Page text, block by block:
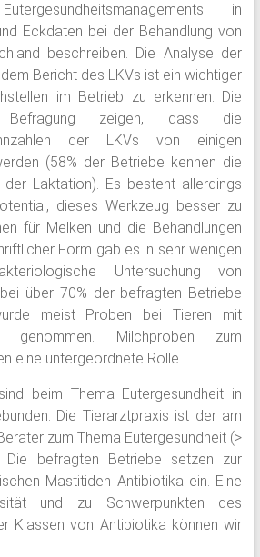
in
Eckdaten bei der Behandlung von
beschreiben. Die Analyse der
Bericht des LKVs ist ein wichtiger
im Betrieb zu erkennen. Die
Befragung zeigen, dass die
der LKVs von einigen
(58% der Betriebe kennen die
der Laktation). Es besteht allerdings
dieses Werkzeug besser zu
für Melken und die Behandlungen
Form gab es in sehr wenigen
Untersuchung von
über 70% der befragten Betriebe
meist Proben bei Tieren mit
genommen. Milchproben zum
eine untergeordnete Rolle.
beim Thema Eutergesundheit in
Die Tierarztpraxis ist der am
zum Thema Eutergesundheit (>
Die befragten Betriebe setzen zur
Mastitiden Antibiotika ein. Eine
und zu Schwerpunkten des
Klassen von Antibiotika können wir